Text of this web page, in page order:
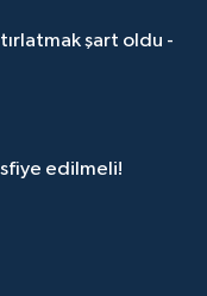
şart oldu -
edilmeli!